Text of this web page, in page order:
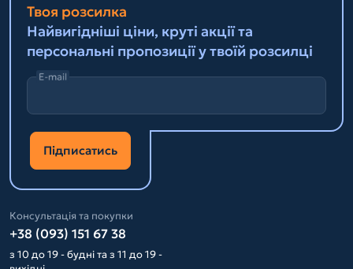
Твоя розсилка
Найвигідніші ціни, круті акції та
персональні пропозиції у твоїй розсилці
E-mail
Підписатись
Консультація та покупки
+38 (093) 151 67 38
з 10 до 19 - будні та з 11 до 19 -